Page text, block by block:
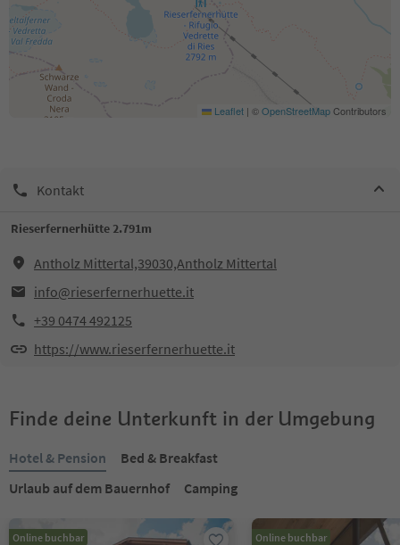
Leaflet | ©OpenStreetMapContributors
Kontakt
Rieserfernerhütte 2.791m
Antholz Mittertal,39030,Antholz Mittertal
info@rieserfernerhuette.it
+39 0474 492125
https://www.rieserfernerhuette.it
Finde deine Unterkunft in der Umgebung
Hotel & Pension
Bed & Breakfast
Urlaub auf dem Bauernhof
Camping
Online buchbar Online buchbar